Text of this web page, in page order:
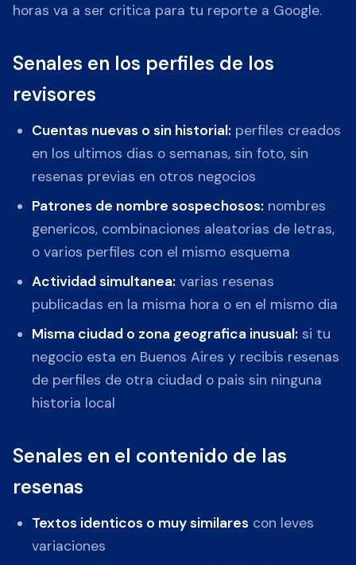
horas va a ser critica para tu reporte a Google.
Senales en los perfiles de los
revisores
Cuentas nuevas o sin historial: perfiles creados
en los ultimos dias o semanas, sin foto, sin
resenas previas en otros negocios
Patrones de nombre sospechosos: nombres
genericos, combinaciones aleatorias de letras,
o varios perfiles con el mismo esquema
Actividad simultanea: varias resenas
publicadas en la misma hora o en el mismo dia
Misma ciudad o zona geografica inusual: si tu
negocio esta en Buenos Aires y recibis resenas
de perfiles de otra ciudad o pais sin ninguna
historia local
Senales en el contenido de las
resenas
Textos identicos o muy similares con leves
variaciones